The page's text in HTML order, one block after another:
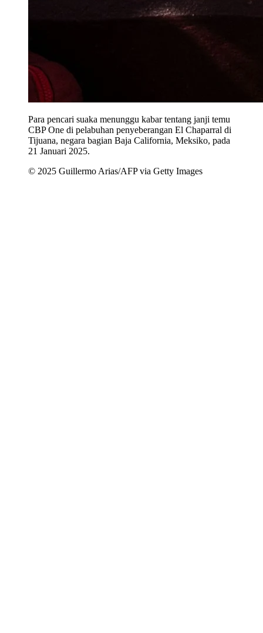
Para pencari suaka menunggu kabar tentang janji temu
CBP One di pelabuhan penyeberangan El Chaparral di
Tijuana, negara bagian Baja California, Meksiko, pada
21 Januari 2025.
© 2025 Guillermo Arias/AFP via Getty Images